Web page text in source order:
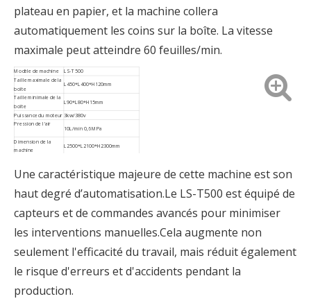
plateau en papier, et la machine collera
automatiquement les coins sur la boîte. La vitesse
maximale peut atteindre 60 feuilles/min.
Modèle de machine
LS-T500
Taille maximale de la
boîte
L450*L400*H120mm
Taille minimale de la
boîte
L90*L80*H15mm
Puissance du moteur 3kw/380v
Pression de l'air
10L/min 0,6 MPa
Dimension de la
machine
L2500*L2100*H2300mm
Une caractéristique majeure de cette machine est son
haut degré d’automatisation.Le LS-T500 est équipé de
capteurs et de commandes avancés pour minimiser
les interventions manuelles.Cela augmente non
seulement l'efficacité du travail, mais réduit également
le risque d'erreurs et d'accidents pendant la
production.